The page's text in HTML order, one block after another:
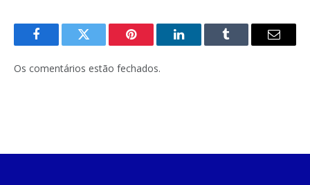
FacebookTwitter Pinterest O
Tumblr
E-
Os comentários estão fechados.